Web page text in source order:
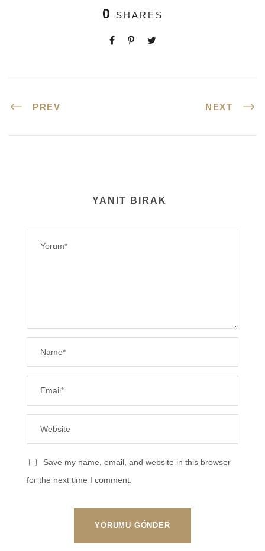
0 SHARES
PREV NEXT
YANIT BIRAK
Save my name, email, and website in this browser
for the next time I comment.